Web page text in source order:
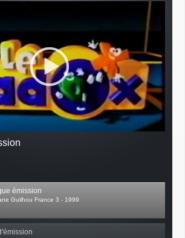
émission
Guilhou France 3 - 1999